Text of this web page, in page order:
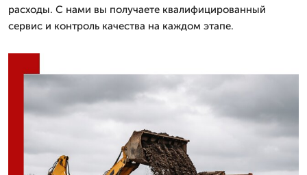
расходы. С нами вы получаете квалифицированный
сервис и контроль качества на каждом этапе.